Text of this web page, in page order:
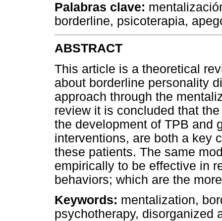
Palabras clave:
borderline, psicoterapia,
ABSTRACT
This article is a theoretical
about borderline personality
approach through the
review it is concluded that
the development of TPB and
interventions, are both a key
these patients. The same
empirically to be effective in
behaviors; which are the
Keywords: mentalization,
psychotherapy, disorganized